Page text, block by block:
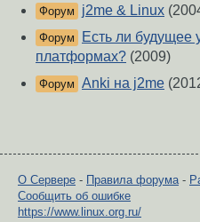
Форум j2me & Linux
Форум
Есть ли будущее
платформах? (2009)
Форум Anki на j2me
О Сервере - Правила форума -
Сообщить об ошибке
https://www.linux.org.ru/